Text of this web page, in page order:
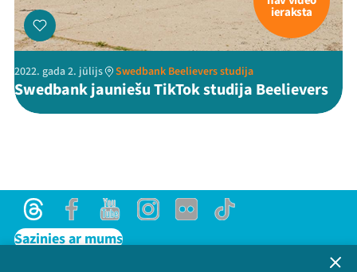
ieraksta
2022. gada 2. jūlijs Swedbank Beelievers studija
Swedbank jauniešu TikTok studija Beelievers
ThreadsFacebookYoutubeInstagram
Flick TikTok
Sazinies ar mums